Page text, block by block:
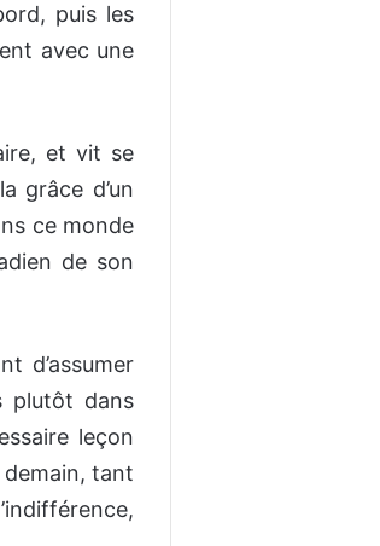
puis les
avec une
et vit se
grâce d’un
ce monde
de son
d’assumer
plutôt dans
leçon
demain, tant